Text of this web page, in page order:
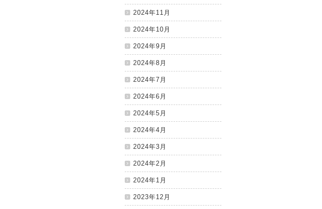
2024年11月
2024年10月
2024年9月
2024年8月
2024年7月
2024年6月
2024年5月
2024年4月
2024年3月
2024年2月
2024年1月
2023年12月